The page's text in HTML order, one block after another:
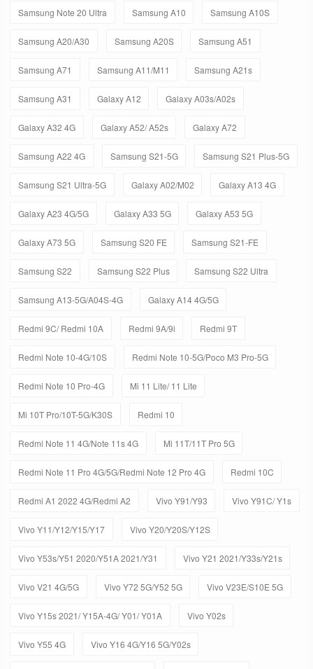
Samsung Note 20 Ultra Samsung A10 Samsung A10S
Samsung A20/A30 Samsung A20S Samsung A51
Samsung A71 Samsung A11/M11 Samsung A21s
Samsung A31 Galaxy A12 Galaxy A03s/A02s
Galaxy A32 4G Galaxy A52/ A52s Galaxy A72
Samsung A22 4G Samsung S21-5G Samsung S21 Plus-5G
Samsung S21 Ultra-5G Galaxy A02/M02 Galaxy A13 4G
Galaxy A23 4G/5G Galaxy A33 5G Galaxy A53 5G
Galaxy A73 5G Samsung S20 FE Samsung S21-FE
Samsung S22 Samsung S22 Plus Samsung S22 Ultra
Samsung A13-5G/A04S-4G Galaxy A14 4G/5G
Redmi 9C/ Redmi 10A Redmi 9A/9i Redmi 9T
Redmi Note 10-4G/10S Redmi Note 10-5G/Poco M3 Pro-5G
Redmi Note 10 Pro-4G Mi 11 Lite/ 11 Lite
Mi 10T Pro/10T-5G/K30S Redmi 10
Redmi Note 11 4G/Note 11s 4G Mi 11T/11T Pro 5G
Redmi Note 11 Pro 4G/5G/Redmi Note 12 Pro 4G Redmi 10C
Redmi A1 2022 4G/Redmi A2 Vivo Y91/Y93 Vivo Y91C/ Y1s
Vivo Y11/Y12/Y15/Y17 Vivo Y20/Y20S/Y12S
Vivo Y53s/Y51 2020/Y51A 2021/Y31 Vivo Y21 2021/Y33s/Y21s
Vivo V21 4G/5G Vivo Y72 5G/Y52 5G Vivo V23E/S10E 5G
Vivo Y15s 2021/ Y15A-4G/ Y01/ Y01A Vivo Y02s
Vivo Y55 4G Vivo Y16 4G/Y16 5G/Y02s